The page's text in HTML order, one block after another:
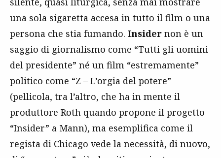
una sola sigaretta accesa in tutto il film o una
persona che stia fumando. Insider non è un
saggio di giornalismo come “Tutti gli uomini
del presidente” né un film “estremamente”
politico come “Z – L’orgia del potere”
(pellicola, tra l’altro, che ha in mente il
produttore Roth quando propone il progetto
“Insider” a Mann), ma esemplifica come il
regista di Chicago vede la necessità, di nuovo,